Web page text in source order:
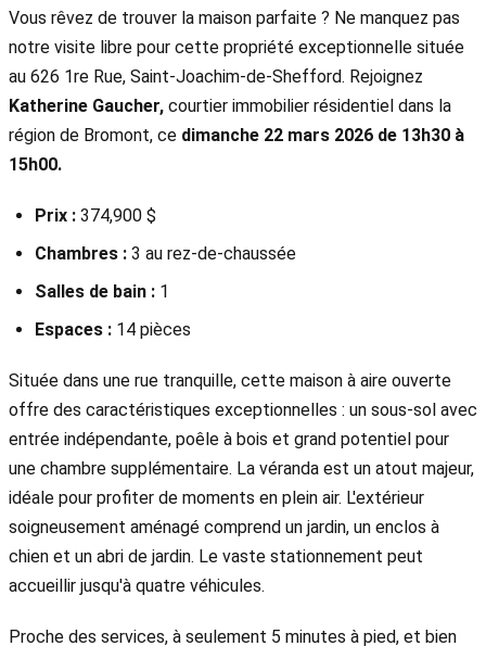
Vous rêvez de trouver la maison parfaite ? Ne manquez pas
notre visite libre pour cette propriété exceptionnelle située
au 626 1re Rue, Saint-Joachim-de-Shefford. Rejoignez
Katherine Gaucher, courtier immobilier résidentiel dans la
région de Bromont, ce dimanche 22 mars 2026 de 13h30 à
15h00.
Prix : 374,900 $
Chambres : 3 au rez-de-chaussée
Salles de bain : 1
Espaces : 14 pièces
Située dans une rue tranquille, cette maison à aire ouverte
offre des caractéristiques exceptionnelles : un sous-sol avec
entrée indépendante, poêle à bois et grand potentiel pour
une chambre supplémentaire. La véranda est un atout majeur,
idéale pour profiter de moments en plein air. L'extérieur
soigneusement aménagé comprend un jardin, un enclos à
chien et un abri de jardin. Le vaste stationnement peut
accueillir jusqu'à quatre véhicules.
Proche des services, à seulement 5 minutes à pied, et bien